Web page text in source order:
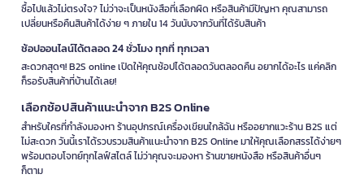
ซื้อไปแล้วไม่ตรงใจ? ไม่ว่าจะเป็นหนังสือที่เลือกผิด หรือสินค้ามีปัญหา คุณสามารถ
เปลี่ยนหรือคืนสินค้าได้ง่าย ๆ ภายใน 14 วันนับจากวันที่ได้รับสินค้า
ช้อปออนไลน์ได้ตลอด 24 ชั่วโมง ทุกที่ ทุกเวลา
สะดวกสุดๆ! B2S online เปิดให้คุณช้อปได้ตลอดวันตลอดคืน อยากได้อะไร แค่คลิก
ก็รอรับสินค้าที่บ้านได้เลย!
เลือกช้อปสินค้าแนะนำจาก B2S Online
สำหรับใครที่กำลังมองหา ร้านอุปกรณ์เครื่องเขียนใกล้ฉัน หรืออยากแวะร้าน B2S แต่
ไม่สะดวก วันนี้เราได้รวบรวมสินค้าแนะนำจาก B2S Online มาให้คุณเลือกสรรได้ง่ายๆ
พร้อมตอบโจทย์ทุกไลฟ์สไตล์ ไม่ว่าคุณจะมองหา ร้านขายหนังสือ หรือสินค้าอื่นๆ
ก็ตาม